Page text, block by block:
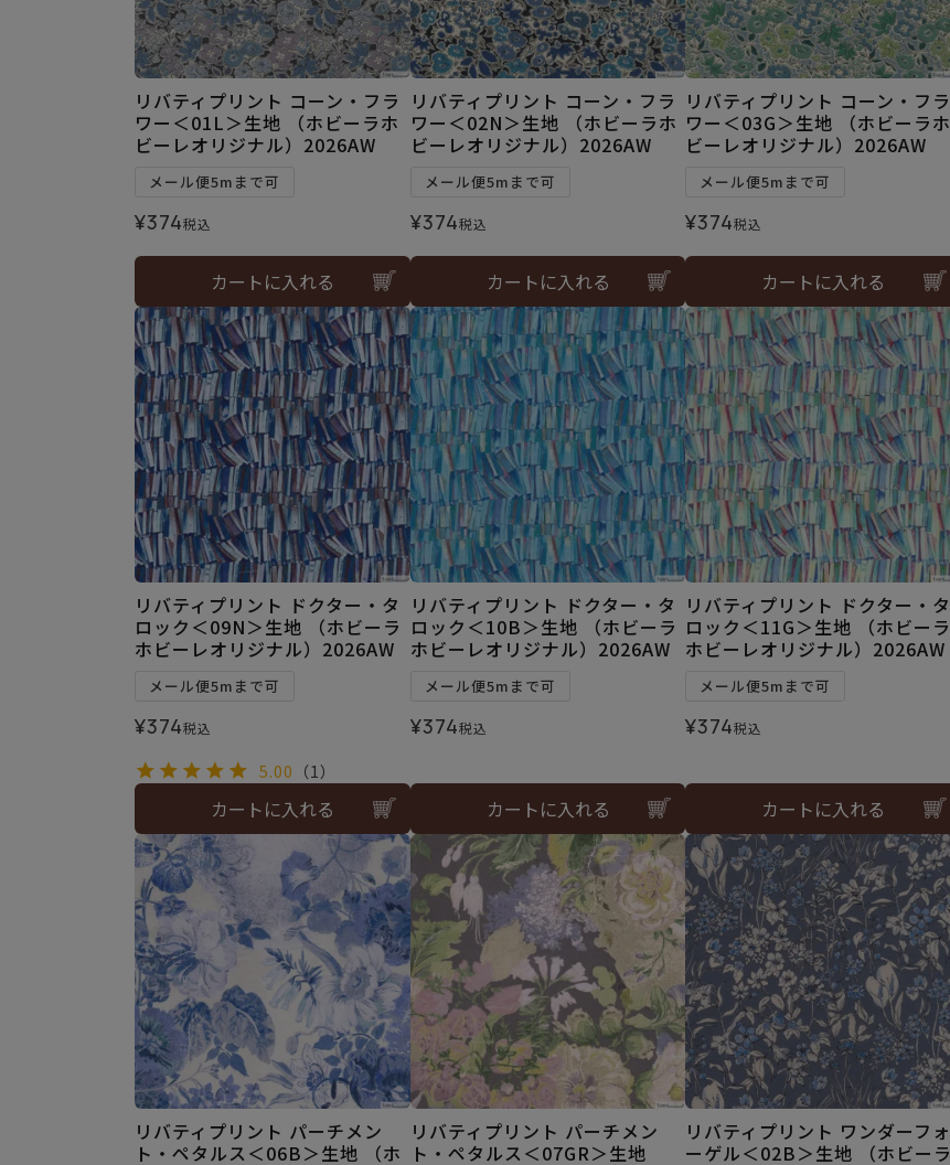
リバティプリント コーン・フラ
ワー＜01L＞生地 （ホビーラホ
ビーレオリジナル）2026AW
メール便5mまで可
¥374税込
カートに入れる
リバティプリント コーン・フラ
ワー＜02N＞生地 （ホビーラホ
ビーレオリジナル）2026AW
メール便5mまで可
¥374税込
カートに入れる
リバティプリント コーン・フラ
ワー＜03G＞生地 （ホビーラホ
ビーレオリジナル）2026AW
メール便5mまで可
¥374税込
カートに入れる
リバティプリント ドクター・タ
ロック＜09N＞生地 （ホビーラ
ホビーレオリジナル）2026AW
メール便5mまで可
¥374税込
5.00 （1）
カートに入れる
リバティプリント ドクター・タ
ロック＜10B＞生地 （ホビーラ
ホビーレオリジナル）2026AW
メール便5mまで可
¥374税込
カートに入れる
リバティプリント ドクター・タ
ロック＜11G＞生地 （ホビーラ
ホビーレオリジナル）2026AW
メール便5mまで可
¥374税込
カートに入れる
リバティプリント パーチメン
ト・ペタルス＜06B＞生地 （ホ
リバティプリント パーチメン
ト・ペタルス＜07GR＞生地
リバティプリント ワンダーフォ
ーゲル＜02B＞生地 （ホビーラ